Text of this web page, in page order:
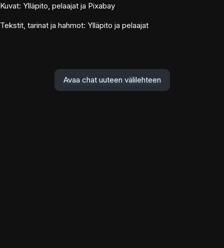
Kuvat: Ylläpito, pelaajat ja Pixabay
Tekstit, tarinat ja hahmot: Ylläpito ja pelaajat
Avaa chat uuteen välilehteen